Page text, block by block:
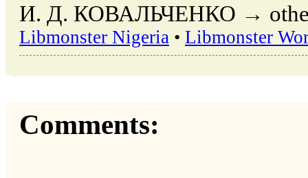
И. Д. КОВАЛЬЧЕНКО → other
Libmonster Nigeria • Libmonster
Comments: